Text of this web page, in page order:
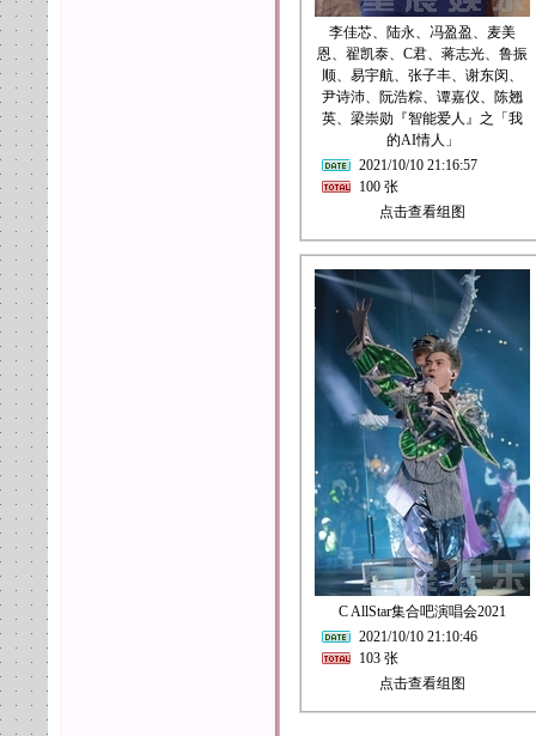
李佳芯、陆永、冯盈盈、麦美
恩、翟凯泰、C君、蒋志光、鲁振
顺、易宇航、张子丰、谢东闵、
尹诗沛、阮浩粽、谭嘉仪、陈翘
英、梁崇勋『智能爱人』之「我
的AI情人」
2021/10/10 21:16:57
100 张
点击查看组图
C AllStar集合吧演唱会2021
2021/10/10 21:10:46
103 张
点击查看组图